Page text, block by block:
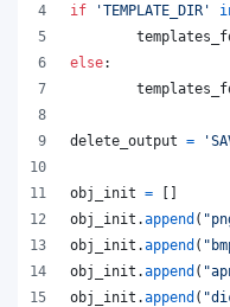
if 'TEMPLATE_DIR'
else:
delete_output =
obj_init = []
obj_init .append (
obj_init .append (
obj_init .append (
obj_init .append (